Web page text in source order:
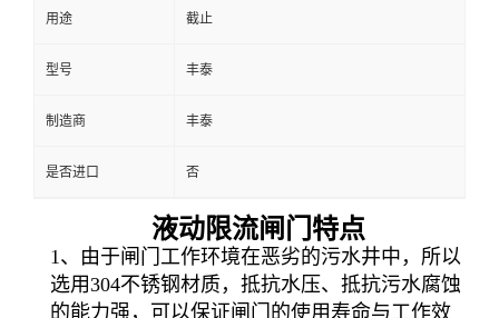
用途 截止
型号 丰泰
制造商 丰泰
是否进口 否
液动限流闸门特点
1、由于闸门工作环境在恶劣的污水井中，所以
选用304不锈钢材质，抵抗水压、抵抗污水腐蚀
的能力强，可以保证闸门的使用寿命与工作效